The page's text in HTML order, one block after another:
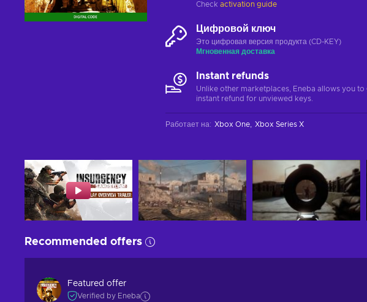
Check activation guide
Цифровой ключ
Это цифровая версия продукта (CD-KEY)
Мгновенная доставка
Instant refunds
Unlike other marketplaces, Eneba allows you to
instant refund for unviewed keys.
Работает на: Xbox One Xbox Series X
Recommended offers
Featured offer
Verified by Eneba